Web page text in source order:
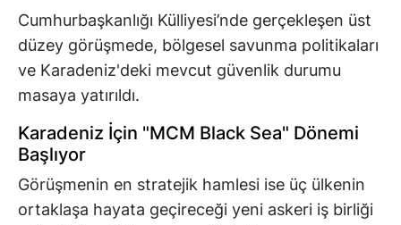
Cumhurbaşkanlığı Külliyesi’nde gerçekleşen üst
düzey görüşmede, bölgesel savunma politikaları
ve Karadeniz'deki mevcut güvenlik durumu
masaya yatırıldı.
Karadeniz İçin "MCM Black Sea" Dönemi
Başlıyor
Görüşmenin en stratejik hamlesi ise üç ülkenin
ortaklaşa hayata geçireceği yeni askeri iş birliği